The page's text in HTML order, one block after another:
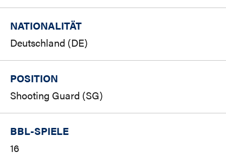
NATIONALITÄT
Deutschland (DE)
POSITION
Shooting Guard (SG)
BBL-SPIELE
16